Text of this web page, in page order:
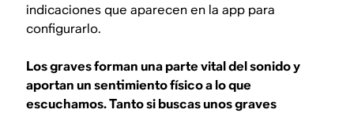
indicaciones que aparecen en la app para
configurarlo.
Los graves forman una parte vital del sonido y
aportan un sentimiento físico a lo que
escuchamos. Tanto si buscas unos graves